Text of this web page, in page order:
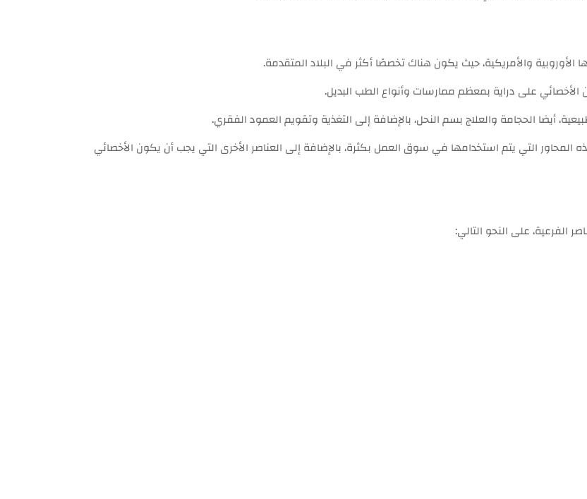
الأوروبية والأمريكية، حيث يكون هناك تخصصًا أكثر في البلاد المتقدمة.
على دراية بمعظم ممارسات وأنواع الطب البديل.
أيضا الحجامة والعلاج بسم النحل، بالإضافة إلى التغذية وتقويم العمود الفقري.
المحاور التي يتم استخدامها في سوق العمل بكثرة، بالإضافة إلى العناصر الأخرى التي يجب أن يكون الأخصائي
الفرعية، على النحو التالي: